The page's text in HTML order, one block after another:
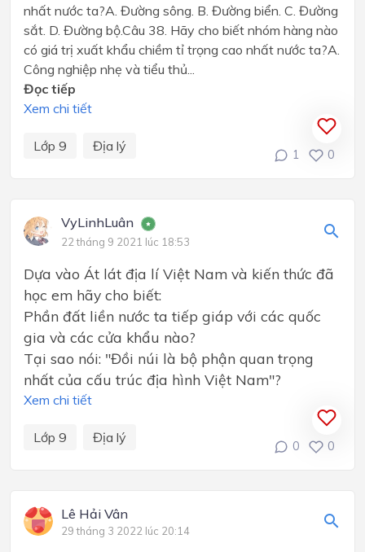
nhất nước ta?A. Đường sông. B. Đường biển. C. Đường
sắt. D. Đường bộ.Câu 38. Hãy cho biết nhóm hàng nào
có giá trị xuất khẩu chiềm tỉ trọng cao nhất nước ta?A.
Công nghiệp nhẹ và tiểu thủ...
Đọc tiếp
Xem chi tiết
Lớp 9 Địa lý
1 0
VyLinhLuân
22 tháng 9 2021 lúc 18:53
Dựa vào Át lát địa lí Việt Nam và kiến thức đã
học em hãy cho biết:
Phần đất liền nước ta tiếp giáp với các quốc
gia và các cửa khẩu nào?
Tại sao nói: "Đồi núi là bộ phận quan trọng
nhất của cấu trúc địa hình Việt Nam"?
Xem chi tiết
Lớp 9 Địa lý
0 0
Lê Hải Vân
29 tháng 3 2022 lúc 20:14